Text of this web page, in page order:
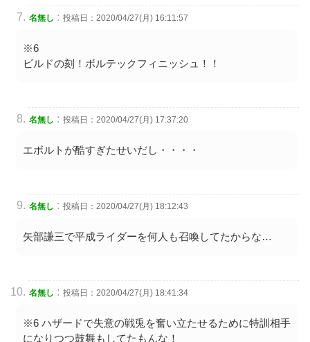
名無し : 投稿日：2020/04/27(月) 16:11:57
※6
ビルドの刻！ボルテックフィニッシュ！！
名無し : 投稿日：2020/04/27(月) 17:37:20
エボルトが酷すぎたせいだし・・・・
名無し : 投稿日：2020/04/27(月) 18:12:43
矢部謙三で平成ライダーを何人も召喚してたからな…
名無し : 投稿日：2020/04/27(月) 18:41:34
※6 ハザードで失意の戦兎を奮い立たせるために特訓相手
になりつつ鼓舞もしてたもんな！